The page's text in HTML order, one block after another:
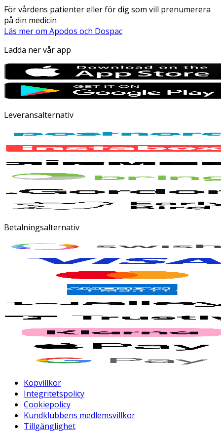
För vårdens patienter eller för dig som vill prenumerera
på din medicin
Läs mer om Apodos och Dospac
Ladda ner vår app
Leveransalternativ
Betalningsalternativ
Köpvillkor
Integritetspolicy
Cookiepolicy
Kundklubbens medlemsvillkor
Tillgänglighet